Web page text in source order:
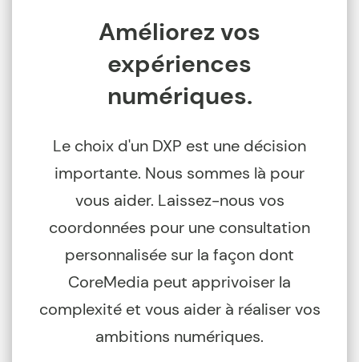
Améliorez vos
expériences
numériques.
Le choix d'un DXP est une décision
importante. Nous sommes là pour
vous aider. Laissez-nous vos
coordonnées pour une consultation
personnalisée sur la façon dont
CoreMedia peut apprivoiser la
complexité et vous aider à réaliser vos
ambitions numériques.